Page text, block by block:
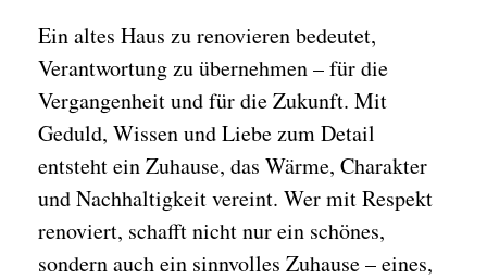
Ein altes Haus zu renovieren bedeutet,
Verantwortung zu übernehmen – für die
Vergangenheit und für die Zukunft. Mit
Geduld, Wissen und Liebe zum Detail
entsteht ein Zuhause, das Wärme, Charakter
und Nachhaltigkeit vereint. Wer mit Respekt
renoviert, schafft nicht nur ein schönes,
sondern auch ein sinnvolles Zuhause – eines,